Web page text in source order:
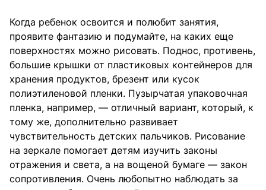
Когда ребенок освоится и полюбит занятия,
проявите фантазию и подумайте, на каких еще
поверхностях можно рисовать. Поднос, противень,
большие крышки от пластиковых контейнеров для
хранения продуктов, брезент или кусок
полиэтиленовой пленки. Пузырчатая упаковочная
пленка, например, — отличный вариант, который, к
тому же, дополнительно развивает
чувствительность детских пальчиков. Рисование
на зеркале помогает детям изучить законы
отражения и света, а на вощеной бумаге — закон
сопротивления. Очень любопытно наблюдать за